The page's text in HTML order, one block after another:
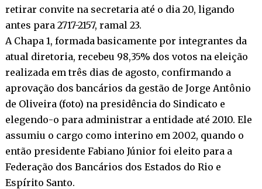
retirar convite na secretaria até o dia 20, ligando
antes para 2717-2157, ramal 23.
A Chapa 1, formada basicamente por integrantes da
atual diretoria, recebeu 98,35% dos votos na eleição
realizada em três dias de agosto, confirmando a
aprovação dos bancários da gestão de Jorge Antônio
de Oliveira (foto) na presidência do Sindicato e
elegendo-o para administrar a entidade até 2010. Ele
assumiu o cargo como interino em 2002, quando o
então presidente Fabiano Júnior foi eleito para a
Federação dos Bancários dos Estados do Rio e
Espírito Santo.